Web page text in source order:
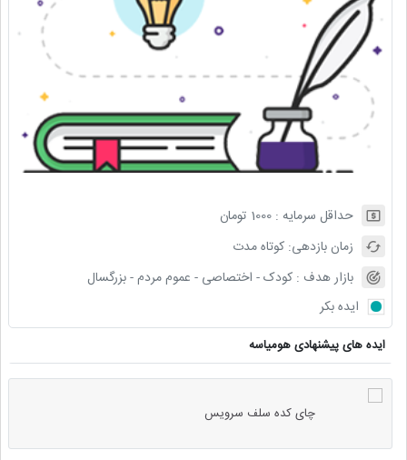
حداقل سرمایه :1000 تومان
زمان بازدهی:کوتاه مدت
بازار هدف :کودک - اختصاصی - عموم مردم - بزرگسال
ایده بکر
ایده های پیشنهادی هومیاسه
چای کده سلف سرویس